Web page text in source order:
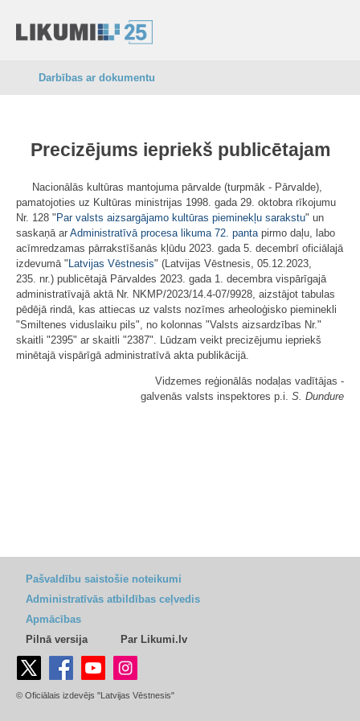
Darbības ar dokumentu
Precizējums iepriekš publicētajam
Nacionālās kultūras mantojuma pārvalde (turpmāk - Pārvalde),
pamatojoties uz Kultūras ministrijas 1998. gada 29. oktobra rīkojumu
Nr. 128 " Par valsts aizsargājamo kultūras pieminekļu sarakstu" un
saskaņā ar Administratīvā procesa likuma 72. pantapirmo daļu, labo
acīmredzamas pārrakstīšanās kļūdu 2023. gada 5. decembrī oficiālajā
izdevumā " Latvijas Vēstnesis" (Latvijas Vēstnesis, 05.12.2023,
235. nr.) publicētajā Pārvaldes 2023. gada 1. decembra vispārīgajā
administratīvajā aktā Nr. NKMP/2023/14.4-07/9928, aizstājot tabulas
pēdējā rindā, kas attiecas uz valsts nozīmes arheoloģisko pieminekli
"Smiltenes viduslaiku pils", no kolonnas "Valsts aizsardzības Nr."
skaitli "2395" ar skaitli "2387". Lūdzam veikt precizējumu iepriekš
minētajā vispārīgā administratīvā akta publikācijā.
Vidzemes reģionālās nodaļas vadītājas -
galvenās valsts inspektores p.i. S. Dundure
Pašvaldību saistošie noteikumi
Administratīvās atbildības ceļvedis
Apmācības
Pilnā versija
Par Likumi.lv
© Oficiālais izdevējs "Latvijas Vēstnesis"